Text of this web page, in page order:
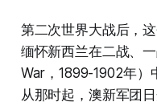
第二次世界大战后，
缅怀新西兰在二战、
War，1899-1902年）
从那时起，澳新军团